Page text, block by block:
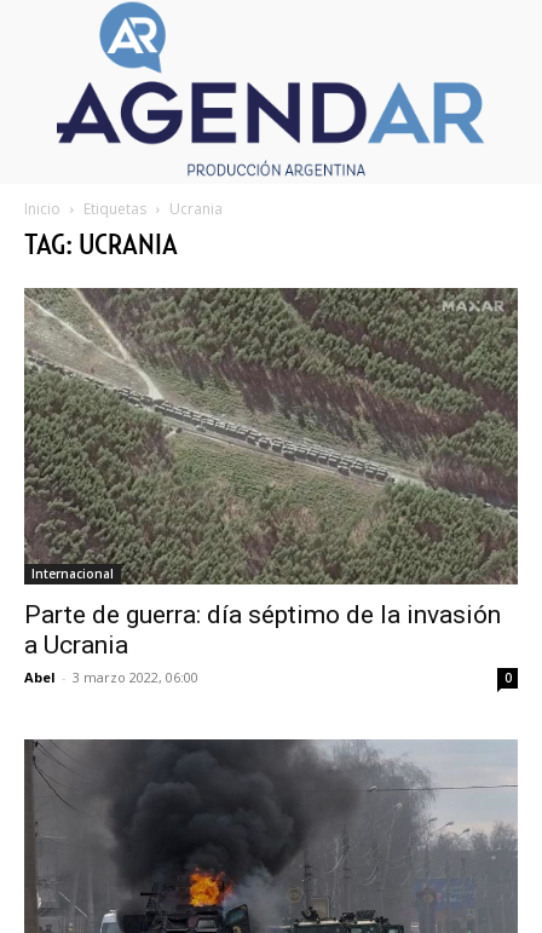
Inicio Etiquetas Ucrania
TAG: UCRANIA
Internacional
Parte de guerra: día séptimo de la invasión
a Ucrania
Abel - 3 marzo 2022, 06:00 0